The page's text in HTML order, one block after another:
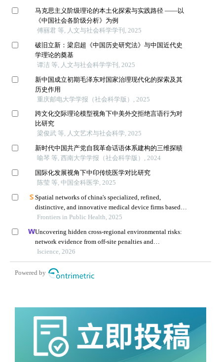
马克思主义阶级理论的本土化探索与实践路径 ——以
《中国社会各阶级分析》为例
傅丽君 等, 人文与社会科学学刊, 2025
破旧立新：梁启超《中国历史研究法》与中国近代史
学理论的奠基
谭洁 等, 人文与社会科学学刊, 2025
新中国成立初期毛泽东对国家治理现代化的探索及其
历史作用
重庆邮电大学学报（社会科学版）, 2025
跨文化交际理论模型视角下中美外交拒绝言语行为对
比研究
梁俊武 等, 人文艺术与社会科学, 2025
新时代中国共产党自我革命话语体系建构的三维探赜
喻琴 等, 西南大学学报（社会科学版）, 2024
国际化发展视角下中印传统医学对比研究
陈莹 等, 中国全科医学, 2025
Spatial networks of china's specialized, refined,
distinctive, and innovative medical device firms based
on parent–subsidiary contacts: implications for regional
Frontiers in Public Health, 2025
Uncovering hidden cross-regional environmental risks:
network evidence from off-site penalties and
implications for pollution transfer in china
Iscience, 2026
Powered by